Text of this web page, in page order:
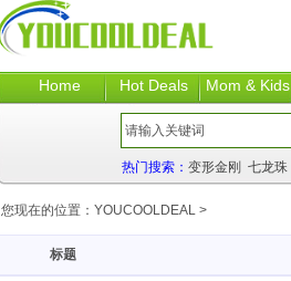
Home Hot Deals Mom & Kids
热门搜索： 变形金刚 七龙珠
您现在的位置： YOUCOOLDEAL >
标题